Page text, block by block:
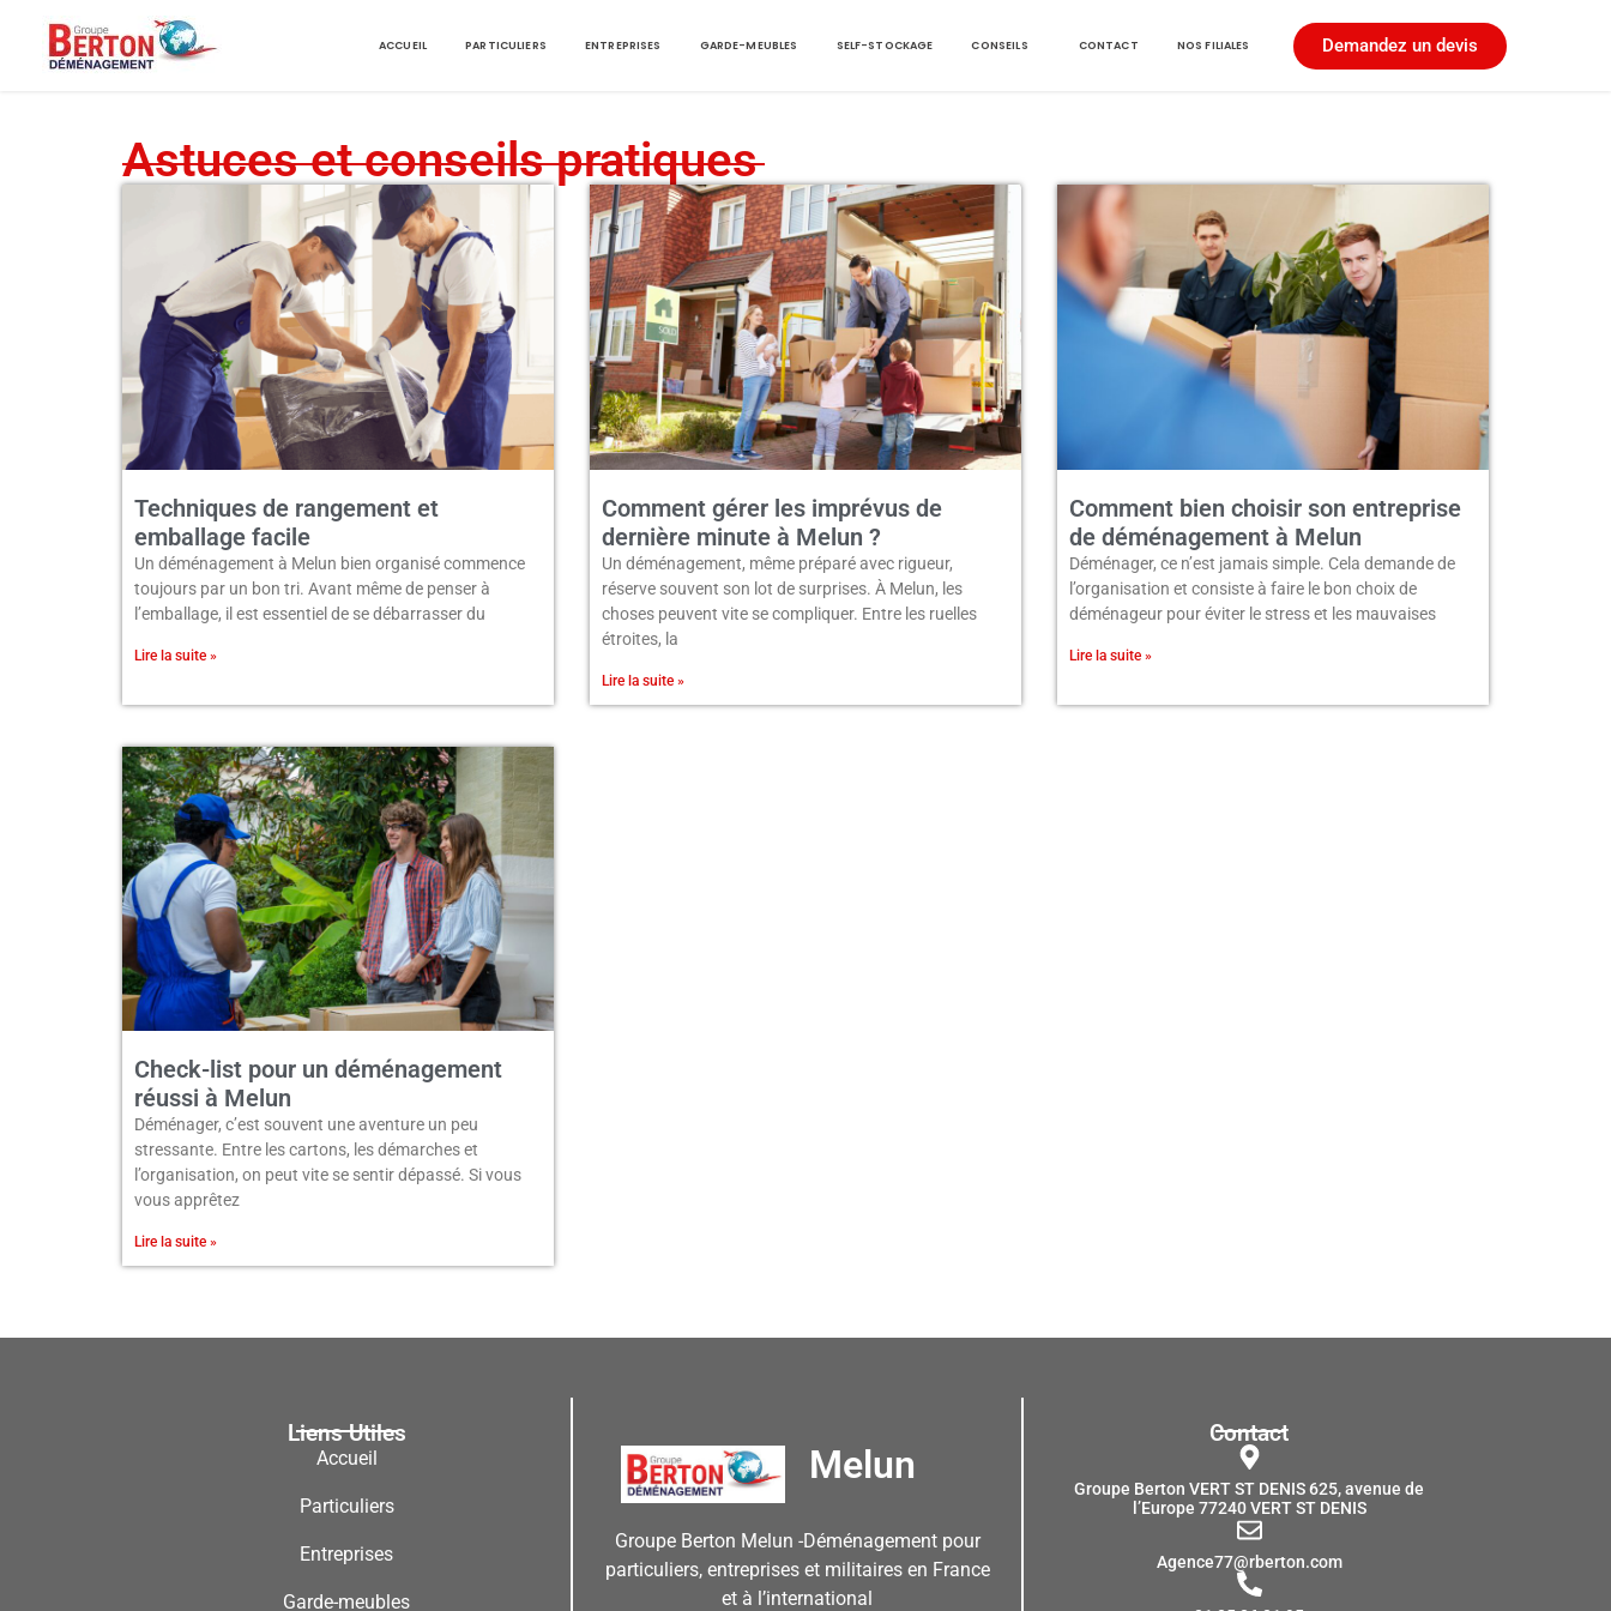
ACCUEIL PARTICULIERS ENTREPRISES GARDE-MEUBLES SELF-STOCKAGE CONSEILS CONTACT NOS FILIALES Demandez un devis
Astuces et conseils pratiques
Techniques de rangement et
emballage facile
Un déménagement à Melun bien organisé commence
toujours par un bon tri. Avant même de penser à
l’emballage, il est essentiel de se débarrasser du
Lire la suite »
Comment gérer les imprévus de
dernière minute à Melun ?
Un déménagement, même préparé avec rigueur,
réserve souvent son lot de surprises. À Melun, les
choses peuvent vite se compliquer. Entre les ruelles
étroites, la
Lire la suite »
Comment bien choisir son entreprise
de déménagement à Melun
Déménager, ce n’est jamais simple. Cela demande de
l’organisation et consiste à faire le bon choix de
déménageur pour éviter le stress et les mauvaises
Lire la suite »
Check-list pour un déménagement
réussi à Melun
Déménager, c’est souvent une aventure un peu
stressante. Entre les cartons, les démarches et
l’organisation, on peut vite se sentir dépassé. Si vous
vous apprêtez
Lire la suite »
Liens Utiles
Accueil
Particuliers
Entreprises
Garde-meubles
Melun
Groupe Berton Melun -Déménagement pour
particuliers, entreprises et militaires en France
et à l’international
Contact
Groupe Berton VERT ST DENIS 625, avenue de
l’Europe 77240 VERT ST DENIS
Agence77@rberton.com